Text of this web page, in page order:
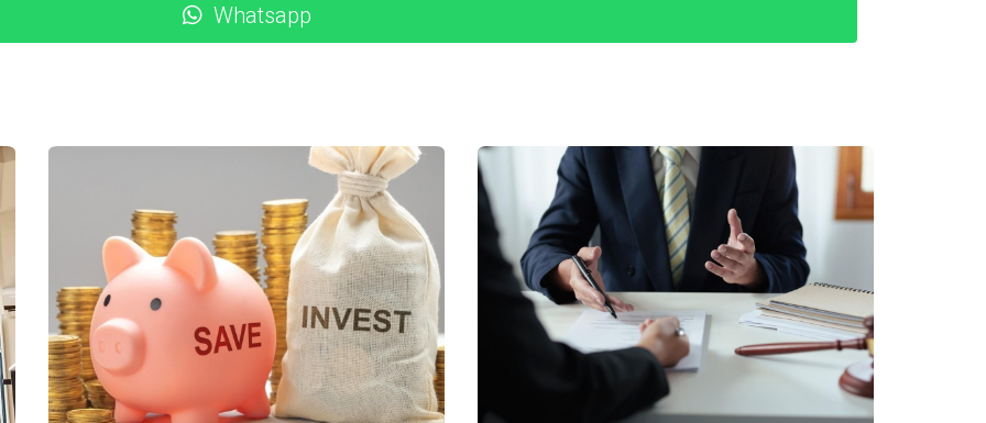
invertir en mejoras necesarias para atraer más clientes. Hoy, su negocio está prosperando y él
tomadas gracias a la Ley Confotur.
es una oportunidad para transformar vidas y fomentar el crecimiento económico en la República
queda claro que con información adecuada y decisiones inteligentes, cualquier persona puede
comprar una propiedad o invertir en bienes raíces, no subestimes el impacto positivo que esta ley
más sobre cómo aprovechar al máximo la Ley Confotur o necesitas asesoramiento personalizado
Soy Yolanda Landinez y estoy aquí para ayudarte a hacer realidad tus sueños inmobiliarios.
Whatsapp